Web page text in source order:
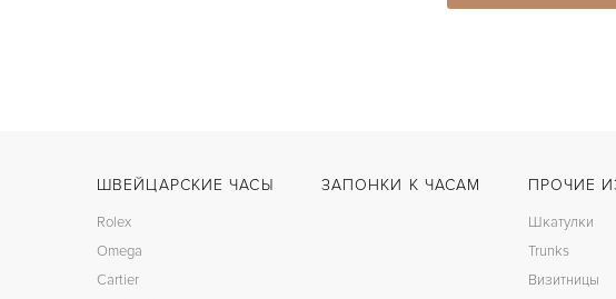
ШВЕЙЦАРСКИЕ ЧАСЫ
Rolex
Omega
Cartier
ЗАПОНКИ К ЧАСАМ ПРОЧИЕ
Шкатулки
Trunks
Визитницы